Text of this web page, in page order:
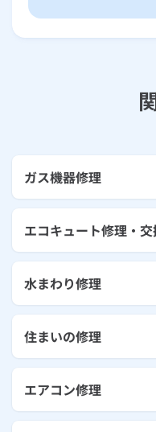
ガス機器修理
エコキュート修理・
水まわり修理
住まいの修理
エアコン修理